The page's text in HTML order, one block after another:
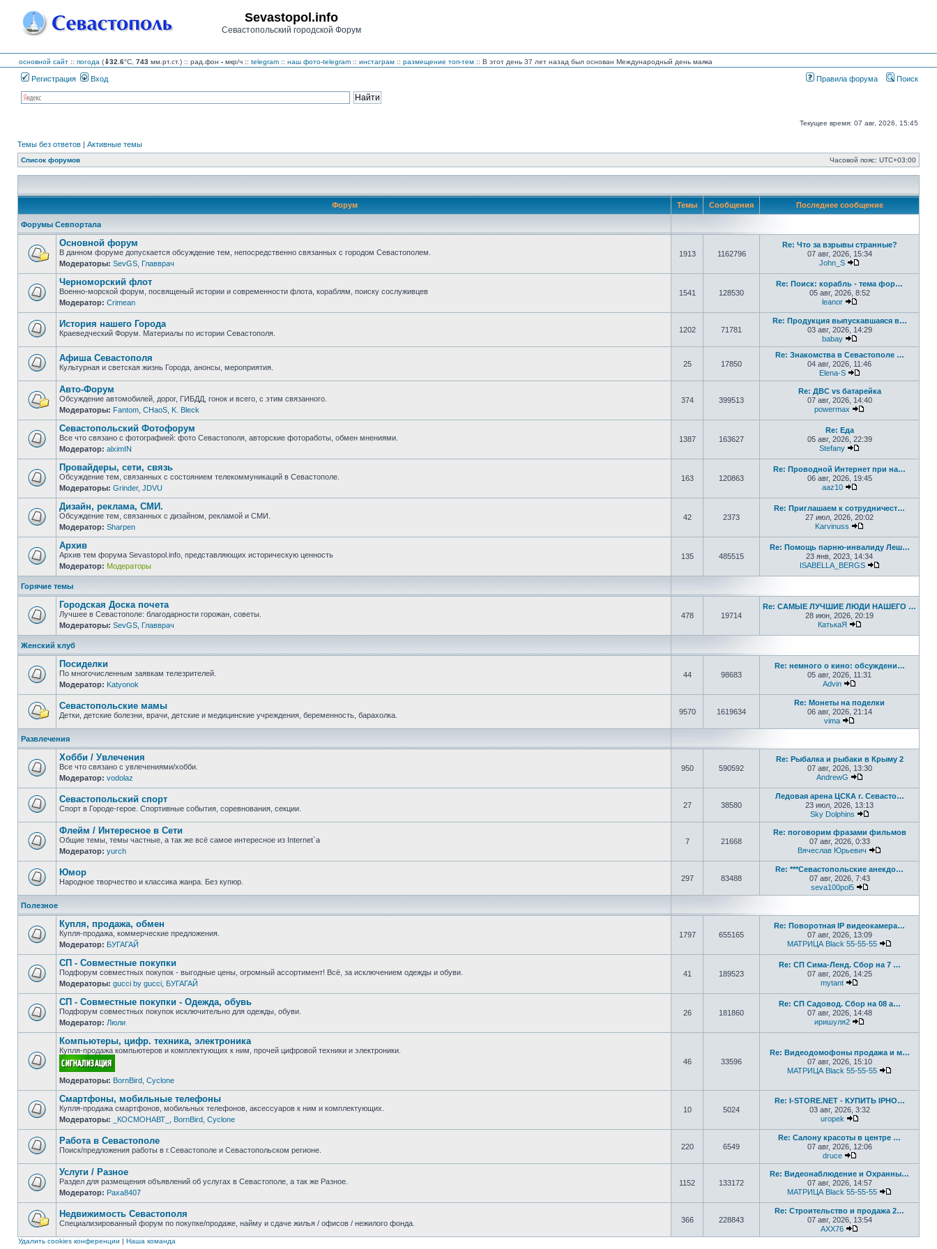
Sevastopol.info
Севастопольский городской Форум
основной сайт :: погода (⇓32.6°C, 743 мм.рт.ст.) :: рад.фон - мкр/ч :: telegram :: наш фото-telegram :: инстаграм :: размещение топ-тем :: В этот день 37 лет назад был основан Международный день маяка
Регистрация Вход Правила форума Поиск
Текущее время: 07 авг, 2026, 15:45
Темы без ответов | Активные темы
Список форумов Часовой пояс: UTC+03:00
Форум Темы Сообщения Последнее сообщение
Форумы Севпортала
Нет
непрочитанных
сообщений
Основной форум
В данном форуме допускается обсуждение тем, непосредственно связанных с городом Севастополем.
Модераторы: SevGS Главврач
1913 1162796
Re: Что за взрывы странные?
07 авг, 2026, 15:34
John_S
Нет
непрочитанных
сообщений
Черноморский флот
Военно-морской форум, посвященый истории и современности флота, кораблям, поиску сослуживцев
Модератор: Crimean
1541 128530
Re: Поиск: корабль - тема фор…
05 авг, 2026, 8:52
leanor
непрочитанных
сообщений
История нашего Города
Краеведческий Форум. Материалы по истории Севастополя. 1202 71781
Re: Продукция выпускавшаяся в…
03 авг, 2026, 14:29
babay
Перейти к
непрочитанных
сообщений
Афиша Севастополя
Культурная и светская жизнь Города, анонсы, мероприятия. 25 17850
Re: Знакомства в Севастополе …
04 авг, 2026, 11:46
Elena-S
Перейти к
Нет
непрочитанных
сообщений
Авто-Форум
Обсуждение автомобилей, дорог, ГИБДД, гонок и всего, с этим связанного.
Модераторы: Fantom CHaoS K. Bleck
374 399513
Re: ДВС vs батарейка
07 авг, 2026, 14:40
powermax
Нет
непрочитанных
сообщений
Севастопольский Фотофорум
Все что связано с фотографией: фото Севастополя, авторские фотоработы, обмен мнениями.
Модератор: alximIN
1387 163627
Re: Еда
05 авг, 2026, 22:39
Stefany
Нет
непрочитанных
сообщений
Провайдеры, сети, связь
Обсуждение тем, связанных с состоянием телекоммуникаций в Севастополе.
Модераторы: Grinder, JDVU
163 120863
Re: Проводной Интернет при на…
06 авг, 2026, 19:45
aaz10
Нет
непрочитанных
сообщений
Дизайн, реклама, СМИ.
Обсуждение тем, связанных с дизайном, рекламой и СМИ.
Модератор: Sharpen
42 2373
Re: Приглашаем к сотрудничест…
27 июл, 2026, 20:02
Karvinuss
Нет
непрочитанных
сообщений
Архив
Архив тем форума Sevastopol.info, представляющих историческую ценность
Модератор: Модераторы
135 485515
Re: Помощь парню-инвалиду Леш…
23 янв, 2023, 14:34
ISABELLA_BERGS
Горячие темы
Нет
непрочитанных
сообщений
Городская Доска почета
Лучшее в Севастополе: благодарности горожан, советы.
Модераторы: SevGS Главврач
478 19714
Re: САМЫЕ ЛУЧШИЕ ЛЮДИ НАШЕГО …
28 июн, 2026, 20:19
КатькаЯ
Женский клуб
Нет
непрочитанных
сообщений
Посиделки
По многочисленным заявкам телезрителей.
Модератор: Katyonok
44 98683
Re: немного о кино: обсуждени…
05 авг, 2026, 11:31
Advin
непрочитанных
сообщений
Севастопольские мамы
Детки, детские болезни, врачи, детские и медицинские учреждения, беременность, барахолка. 9570 1619634
Re: Монеты на поделки
06 авг, 2026, 21:14
vima
Перейти к
Развлечения
Нет
непрочитанных
сообщений
Хобби / Увлечения
Все что связано с увлечениями/хобби.
Модератор: vodolaz
950 590592
Re: Рыбалка и рыбаки в Крыму 2
07 авг, 2026, 13:30
AndrewG
непрочитанных
сообщений
Севастопольский спорт
Спорт в Городе-герое. Спортивные события, соревнования, секции. 27 38580
Ледовая арена ЦСКА г. Севасто…
23 июл, 2026, 13:13
Sky Dolphins
Перейти к
Нет
непрочитанных
сообщений
Флейм / Интересное в Cети
Общие темы, темы частные, а так же всё самое интересное из Internet`а
Модератор: yurch
7 21668
Re: поговорим фразами фильмов
07 авг, 2026, 0:33
Вячеслав Юрьевич
непрочитанных
сообщений
Юмор
Народное творчество и классика жанра. Без купюр. 297 83488
Re: ***Севастопольские анекдо…
07 авг, 2026, 7:43
seva100pol5
Перейти к
Полезное
Нет
непрочитанных
сообщений
Купля, продажа, обмен
Купля-продажа, коммерческие предложения.
Модератор: БУГАГАЙ
1797 655165
Re: Поворотная IP видеокамера…
07 авг, 2026, 13:09
МАТРИЦА Black 55-55-55
Нет
непрочитанных
сообщений
СП - Совместные покупки
Подфорум совместных покупок - выгодные цены, огромный ассортимент! Всё, за исключением одежды и обуви.
Модераторы: gucci by gucci БУГАГАЙ
41 189523
Re: СП Сима-Ленд. Сбор на 7 …
07 авг, 2026, 14:25
mytant
Нет
непрочитанных
сообщений
СП - Совместные покупки - Одежда, обувь
Подфорум совместных покупок исключительно для одежды, обуви.
Модератор: Люли
26 181860
Re: СП Садовод. Сбор на 08 а…
07 авг, 2026, 14:48
иришуля2
Нет
непрочитанных
Компьютеры, цифр. техника, электроника
Купля-продажа компьютеров и комплектующих к ним, прочей цифровой техники и электроники.
Модераторы: BornBird Cyclone
46 33596
Re: Видеодомофоны продажа и м…
07 авг, 2026, 15:10
МАТРИЦА Black 55-55-55
Нет
непрочитанных
сообщений
Смартфоны, мобильные телефоны
Купля-продажа смартфонов, мобильных телефонов, аксессуаров к ним и комплектующих.
Модераторы:
_КОСМОНАВТ_ BornBird Cyclone
10 5024
Re: I-STORE.NET - КУПИТЬ IPHO…
03 авг, 2026, 3:32
uropek
непрочитанных
сообщений
Работа в Севастополе
Поиск/предложения работы в г.Севастополе и Севастопольском регионе. 220 6549
Re: Салону красоты в центре …
07 авг, 2026, 12:06
druce
Перейти к
Нет
непрочитанных
сообщений
Услуги / Разное
Раздел для размещения объявлений об услугах в Севастополе, а так же Разное.
Модератор: Paxa8407
1152 133172
Re: Видеонаблюдение и Охранны…
07 авг, 2026, 14:57
МАТРИЦА Black 55-55-55
непрочитанных
сообщений
Недвижимость Севастополя
Специализированный форум по покупке/продаже, найму и сдаче жилья / офисов / нежилого фонда. 366 228843
Re: Строительство и продажа 2…
07 авг, 2026, 13:54
AXX76
Перейти к
Удалить cookies конференции | Наша команда